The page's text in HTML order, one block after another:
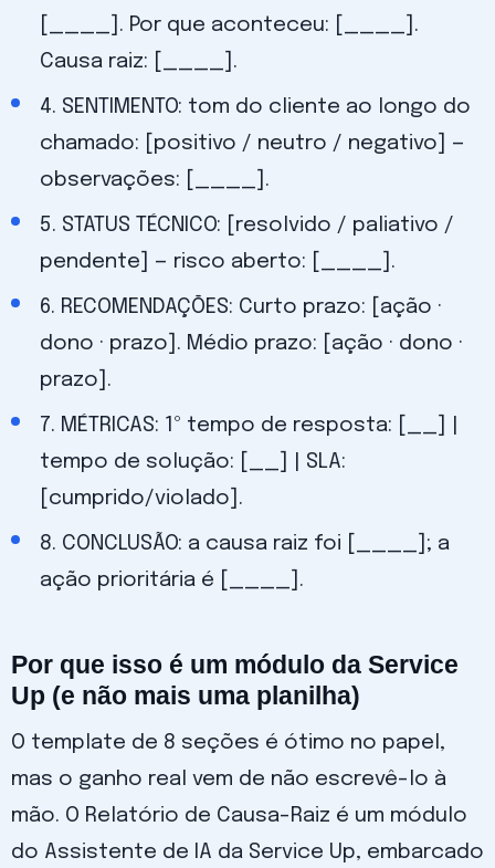
[____]. Por que aconteceu: [____].
Causa raiz: [____].
4. SENTIMENTO: tom do cliente ao longo do
chamado: [positivo / neutro / negativo] —
observações: [____].
5. STATUS TÉCNICO: [resolvido / paliativo /
pendente] — risco aberto: [____].
6. RECOMENDAÇÕES: Curto prazo: [ação ·
dono · prazo]. Médio prazo: [ação · dono ·
prazo].
7. MÉTRICAS: 1º tempo de resposta: [__] |
tempo de solução: [__] | SLA:
[cumprido/violado].
8. CONCLUSÃO: a causa raiz foi [____]; a
ação prioritária é [____].
Por que isso é um módulo da Service
Up (e não mais uma planilha)
O template de 8 seções é ótimo no papel,
mas o ganho real vem de não escrevê-lo à
mão. O Relatório de Causa-Raiz é um módulo
do Assistente de IA da Service Up, embarcado